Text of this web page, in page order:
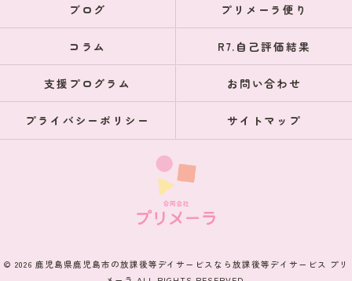
ブログ プリメーラ便り
コラム R7.自己評価結果
支援プログラム お問い合わせ
プライバシーポリシー サイトマップ
© 2026 鹿児島県鹿児島市の放課後等デイサービスなら放課後等デイサービス プリ